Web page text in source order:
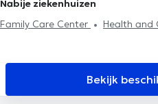
Nabije ziekenhuizen
Family Care Center
Health and
Clinique 53
French Consultant
Clinique 27
Bekijk